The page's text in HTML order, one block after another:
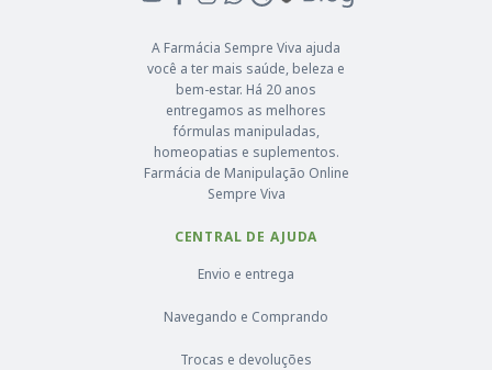
A Farmácia Sempre Viva ajuda
você a ter mais saúde, beleza e
bem-estar. Há 20 anos
entregamos as melhores
fórmulas manipuladas,
homeopatias e suplementos.
Farmácia de Manipulação Online
Sempre Viva
CENTRAL DE AJUDA
Envio e entrega
Navegando e Comprando
Trocas e devoluções